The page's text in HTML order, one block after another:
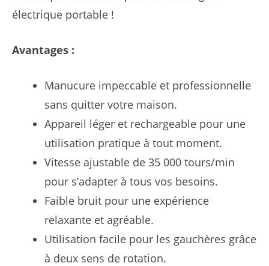
électrique portable !
Avantages :
Manucure impeccable et professionnelle
sans quitter votre maison.
Appareil léger et rechargeable pour une
utilisation pratique à tout moment.
Vitesse ajustable de 35 000 tours/min
pour s’adapter à tous vos besoins.
Faible bruit pour une expérience
relaxante et agréable.
Utilisation facile pour les gauchères grâce
à deux sens de rotation.